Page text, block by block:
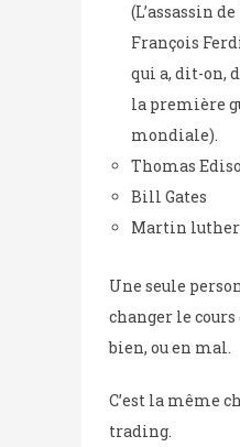
(L’assassin
François
qui a, dit-on,
la première
mondiale).
Thomas
Bill Gates
Martin
Une seule
changer le
bien, ou en mal.
C’est la même
trading.